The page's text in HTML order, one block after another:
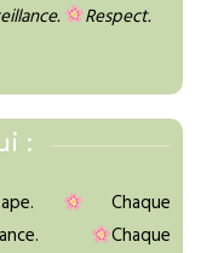
Respect.
:
Chaque
Chaque